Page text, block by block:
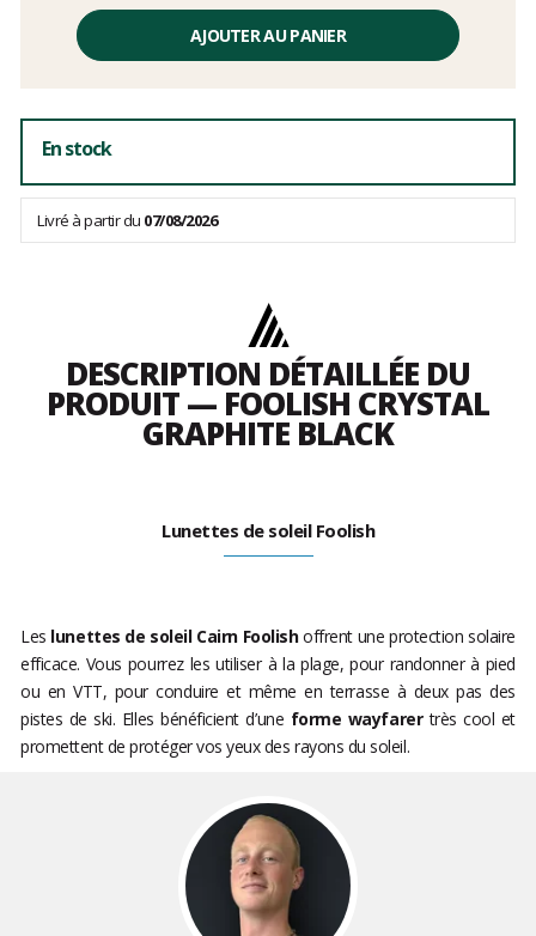
unitaire,
AJOUTER AU PANIER
En stock
Livré à partir du 07/08/2026
DESCRIPTION DÉTAILLÉE DU
PRODUIT — FOOLISH CRYSTAL
GRAPHITE BLACK
Lunettes de soleil Foolish
Les lunettes de soleil Cairn Foolishoffrent une protection solaire
efficace. Vous pourrez les utiliser à la plage, pour randonner à pied
ou en VTT, pour conduire et même en terrasse à deux pas des
pistes de ski. Elles bénéficient d’une forme wayfarertrès cool et
promettent de protéger vos yeux des rayons du soleil.